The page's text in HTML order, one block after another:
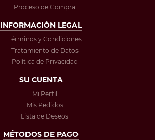
Proceso de Compra
INFORMACIÓN LEGAL
Términos y Condiciones
Tratamiento de Datos
Política de Privacidad
SU CUENTA
Mi Perfil
Mis Pedidos
Lista de Deseos
MÉTODOS DE PAGO